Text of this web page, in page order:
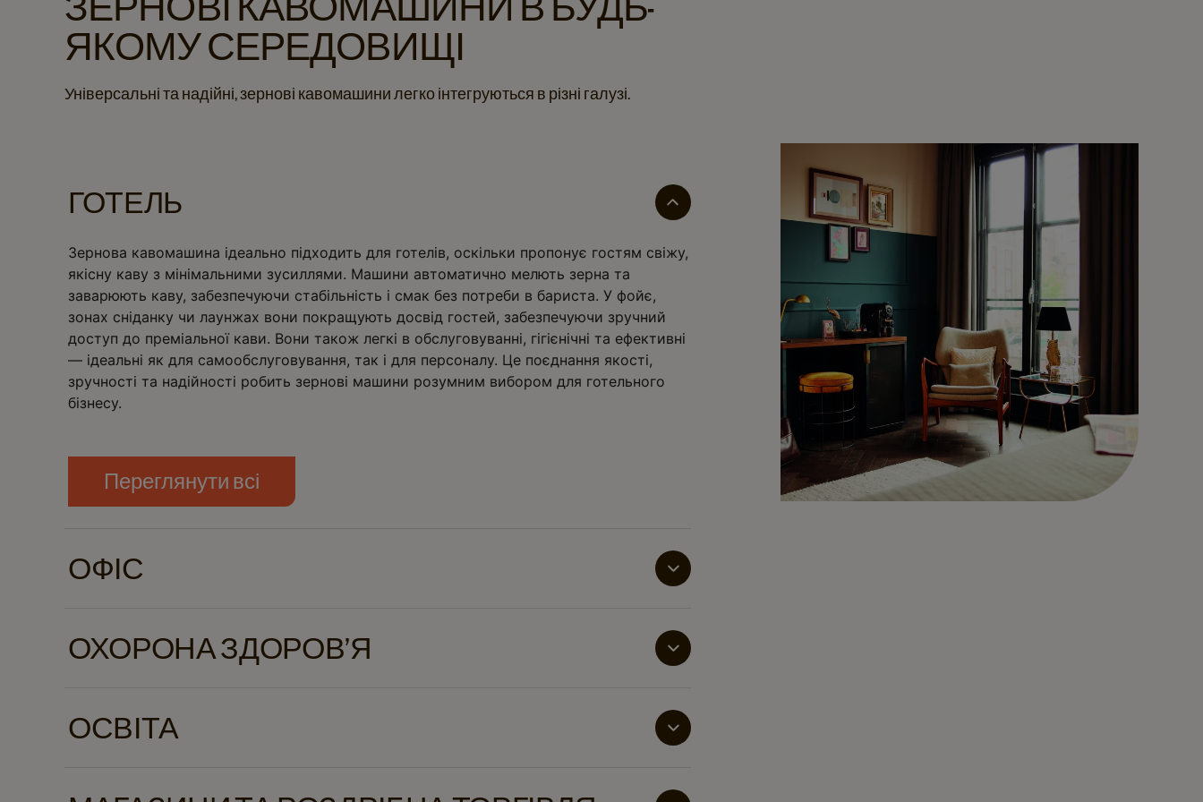
ЯКОМУ СЕРЕДОВИЩІ
Універсальні та надійні, зернові кавомашини легко інтегруються в різні галузі.
ГОТЕЛЬ
Зернова кавомашина ідеально підходить для готелів, оскільки пропонує гостям свіжу,
якісну каву з мінімальними зусиллями. Машини автоматично мелють зерна та
заварюють каву, забезпечуючи стабільність і смак без потреби в бариста. У фойє,
зонах сніданку чи лаунжах вони покращують досвід гостей, забезпечуючи зручний
доступ до преміальної кави. Вони також легкі в обслуговуванні, гігієнічні та ефективні
— ідеальні як для самообслуговування, так і для персоналу. Це поєднання якості,
зручності та надійності робить зернові машини розумним вибором для готельного
бізнесу.
Переглянути всі
ОФІС
співробітників свіжою кавою одним натисканням кнопки. Вони підтримують добробут
на робочому місці та зменшують час, проведений далеко від робочого місця.
ОХОРОНА ЗДОРОВ’Я
контакт і забезпечує стабільну якість — ідеально для місць з високим трафіком.
ОСВІТА
персоналу, бібліотеках і студентських кафе. Вони забезпечують швидку, якісну каву з